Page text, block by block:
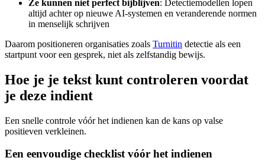
Ze kunnen niet perfect bijblijven: Detectiemodellen lopen
altijd achter op nieuwe AI-systemen en veranderende normen
in menselijk schrijven
Daarom positioneren organisaties zoals Turnitin detectie als een
startpunt voor een gesprek, niet als zelfstandig bewijs.
Hoe je je tekst kunt controleren voordat
je deze indient
Een snelle controle vóór het indienen kan de kans op valse
positieven verkleinen.
Een eenvoudige checklist vóór het indienen